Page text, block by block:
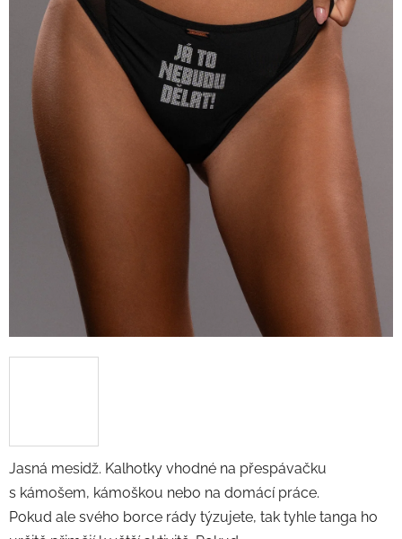
Jasná mesidž. Kalhotky vhodné na přespávačku
s kámošem, kámoškou nebo na domácí práce.
Pokud ale svého borce rády týzujete, tak tyhle tanga ho